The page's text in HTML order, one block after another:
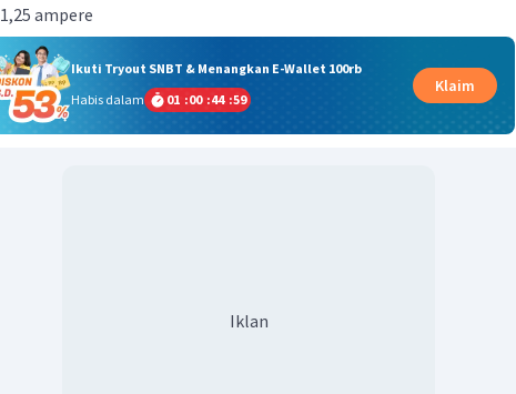
1,25 ampere
Ikuti Tryout SNBT & Menangkan E-Wallet 100rb
Habis dalam
01 :00 :44 :59
Klaim
Iklan